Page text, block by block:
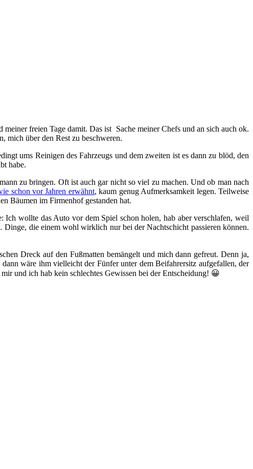
freien Tage damit. Das ist Sache meiner Chefs und an sich auch ok.
mich über den Rest zu beschweren.
ums Reinigen des Fahrzeugs und dem zweiten ist es dann zu blöd, den
habe.
zu bringen. Oft ist auch gar nicht so viel zu machen. Und ob man nach
schon vor Jahren erwähnt, kaum genug Aufmerksamkeit legen. Teilweise
Bäumen im Firmenhof gestanden hat.
wollte das Auto vor dem Spiel schon holen, hab aber verschlafen, weil
die einem wohl wirklich nur bei der Nachtschicht passieren können.
Dreck auf den Fußmatten bemängelt und mich dann gefreut. Denn ja,
wäre ihm vielleicht der Fünfer unter dem Beifahrersitz aufgefallen, der
und ich hab kein schlechtes Gewissen bei der Entscheidung! 😀